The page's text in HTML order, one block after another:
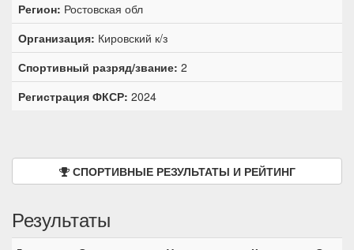
Регион: Ростовская обл
Организация: Кировский к/з
Спортивный разряд/звание: 2
Регистрация ФКСР: 2024
СПОРТИВНЫЕ РЕЗУЛЬТАТЫ И РЕЙТИНГ
Результаты